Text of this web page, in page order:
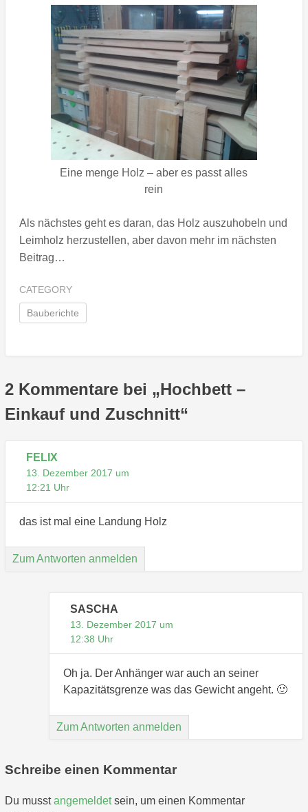
Eine menge Holz – aber es passt alles
rein
Als nächstes geht es daran, das Holz auszuhobeln und
Leimholz herzustellen, aber davon mehr im nächsten
Beitrag…
CATEGORY
Bauberichte
2 Kommentare bei „Hochbett –
Einkauf und Zuschnitt“
FELIX
13. Dezember 2017 um
12:21 Uhr
das ist mal eine Landung Holz
Zum Antworten anmelden
SASCHA
13. Dezember 2017 um
12:38 Uhr
Oh ja. Der Anhänger war auch an seiner
Kapazitätsgrenze was das Gewicht angeht. 🙂
Zum Antworten anmelden
Schreibe einen Kommentar
Du musstangemeldetsein, um einen Kommentar